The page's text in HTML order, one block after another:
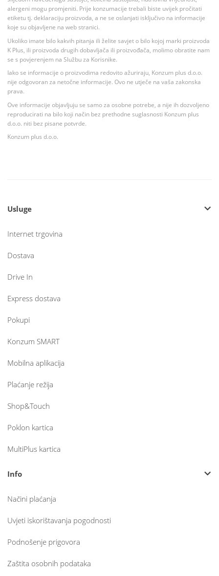
alergeni mogu promjeniti. Prije konzumacije trebali biste uvijek pročitati
etiketu tj. deklaraciju proizvoda, a ne se oslanjati isključivo na informacije
koje su objavljene na web stranici.
Ukoliko imate bilo kakvih pitanja ili želite savjet o bilo kojoj marki proizvoda
K Plus, ili proizvoda drugih dobavljača ili proizvođača, molimo obratite nam
se s povjerenjem na Službu za Korisnike.
Iako se informacije o proizvodima redovito ažuriraju, Konzum plus d.o.o.
nije odgovoran za netočne informacije. Ovo ne utječe na vaša zakonska
prava.
Ove informacije objavljuju se samo za osobne potrebe, a nije ih dozvoljeno
reproducirati na bilo koji način bez prethodne suglasnosti Konzum plus
d.o.o. niti bez pisane potvrde.
Konzum plus d.o.o.
Usluge
Internet trgovina
Dostava
Drive In
Express dostava
Pokupi
Konzum SMART
Mobilna aplikacija
Plaćanje režija
Shop&Touch
Poklon kartica
MultiPlus kartica
Info
Načini plaćanja
Uvjeti iskorištavanja pogodnosti
Podnošenje prigovora
Zaštita osobnih podataka